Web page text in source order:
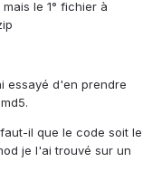
le 1° fichier à
essayé d'en prendre
il que le code soit le
je l'ai trouvé sur un